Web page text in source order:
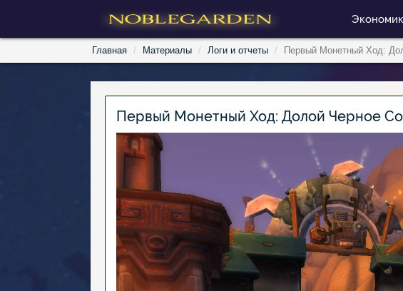
Главная Материалы Логи и отчеты Первый Монетный Ход:
Первый Монетный Ход: Долой Черное